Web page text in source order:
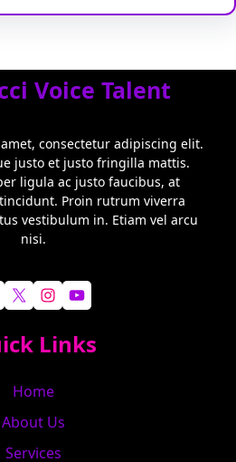
Voice Talent
consectetur adipiscing elit.
justo et justo fringilla mattis.
ligula ac justo faucibus, at
Proin rutrum viverra
vestibulum in. Etiam vel arcu
nisi.
X Instagram YouTube
Links
Home
About Us
Services